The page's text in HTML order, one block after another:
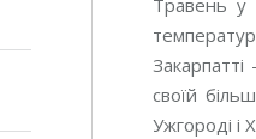
Травень у
своїй
Ужгороді і